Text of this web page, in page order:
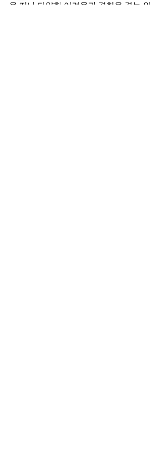
을 떠나 다양한 어려움과 경험을 겪는 외